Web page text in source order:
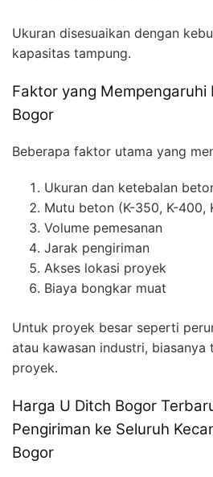
Ukuran disesuaikan dengan
kapasitas tampung.
Faktor yang Mempengaruhi
Bogor
Beberapa faktor utama yang
Ukuran dan ketebalan
Mutu beton (K-350, K-400,
Volume pemesanan
Jarak pengiriman
Akses lokasi proyek
Biaya bongkar muat
Untuk proyek besar seperti
atau kawasan industri, biasanya
proyek.
Harga U Ditch Bogor
Pengiriman ke Seluruh
Bogor